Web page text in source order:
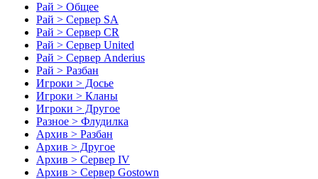
Рай > Общее
Рай > Сервер SA
Рай > Сервер CR
Рай > Сервер United
Рай > Сервер Anderius
Рай > Разбан
Игроки > Досье
Игроки > Кланы
Игроки > Другое
Разное > Флудилка
Архив > Разбан
Архив > Другое
Архив > Сервер IV
Архив > Сервер Gostown